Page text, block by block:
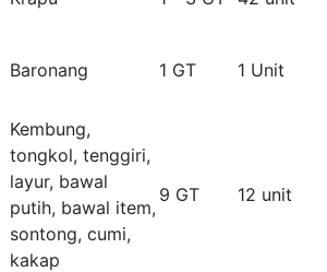
Baronang 1 GT 1 Unit
Kembung,
tongkol, tenggiri,
layur, bawal
putih, bawal item,
sontong, cumi,
kakap
9 GT 12 unit